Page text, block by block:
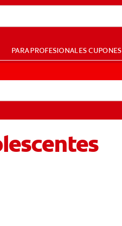
PARA PROFESIONALESCUPONES